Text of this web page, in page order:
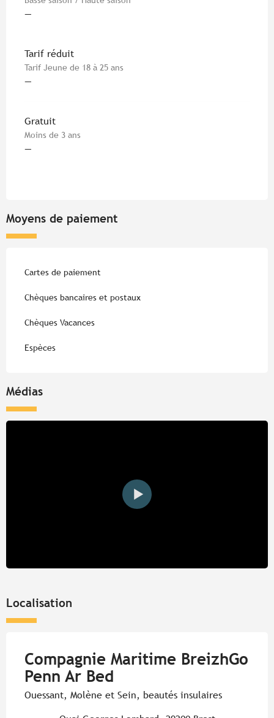
—
Tarif réduit
Tarif Jeune de 18 à 25 ans
—
Gratuit
Moins de 3 ans
—
Moyens de paiement
Cartes de paiement
Chèques bancaires et postaux
Chèques Vacances
Espèces
Médias
Localisation
Compagnie Maritime BreizhGo
Penn Ar Bed
Ouessant, Molène et Sein, beautés insulaires